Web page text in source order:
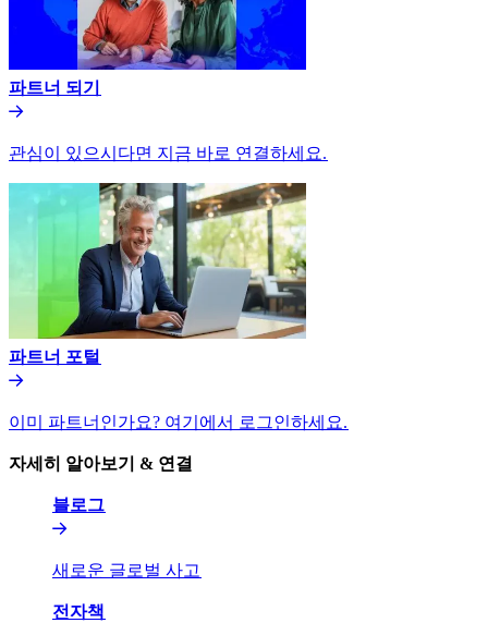
파트너 되기​​
관심이 있으시다면 지금 바로 연결하세요.​​
파트너 포털​​
이미 파트너인가요? 여기에서 로그인하세요.​​
자세히 알아보기 & 연결​​
블로그​​
새로운 글로벌 사고​​
전자책​​